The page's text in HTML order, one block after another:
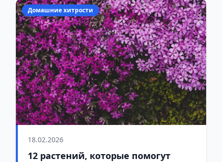
Домашние хитрости
18.02.2026
12 растений, которые помогут